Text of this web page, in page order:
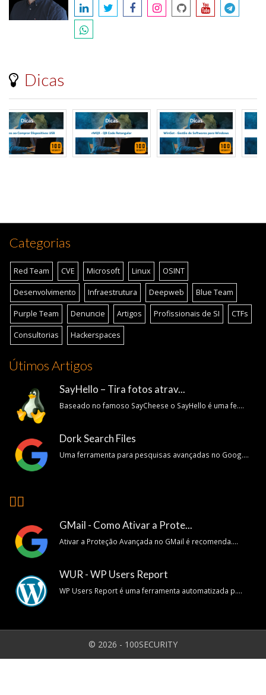
Dicas
Categorias
Red Team CVE Microsoft Linux OSINT
Desenvolvimento Infraestrutura Deepweb Blue Team
Purple Team Denuncie Artigos Profissionais de SI CTFs
Consultorias Hackerspaces
Útimos Artigos
SayHello – Tira fotos atrav...
Baseado no famoso SayCheese o SayHello é uma fe....
Dork Search Files
Uma ferramenta para pesquisas avançadas no Goog....
👍🏽
GMail - Como Ativar a Prote...
Ativar a Proteção Avançada no GMail é recomenda....
WUR - WP Users Report
WP Users Report é uma ferramenta automatizada p....
© 2026 - 100SECURITY